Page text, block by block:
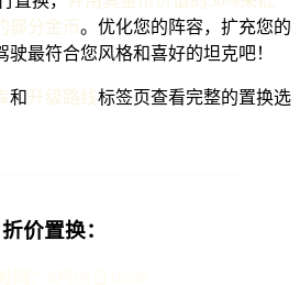
部分金币。优化您的阵容，扩充您的
最符合您风格和喜好的坦克吧！
和升级路线标签页查看完整的置换选
折价置换：